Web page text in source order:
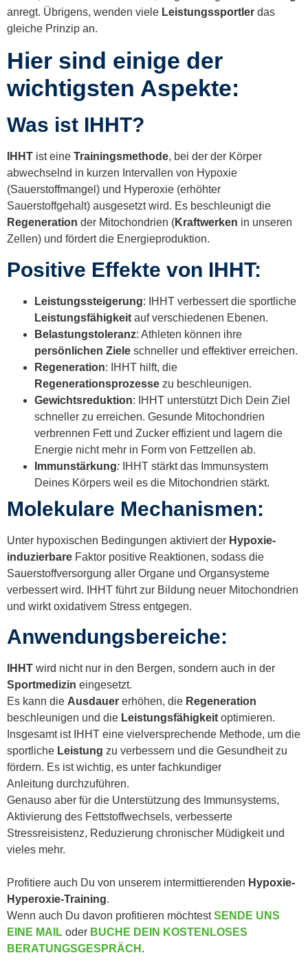
anregt. Übrigens, wenden viele Leistungssportler das
gleiche Prinzip an.
Hier sind einige der
wichtigsten Aspekte:
Was ist IHHT?
IHHT ist eine Trainingsmethode, bei der der Körper
abwechselnd in kurzen Intervallen von Hypoxie
(Sauerstoffmangel) und Hyperoxie (erhöhter
Sauerstoffgehalt) ausgesetzt wird. Es beschleunigt die
Regeneration der Mitochondrien (Kraftwerken in unseren
Zellen) und fördert die Energieproduktion.
Positive Effekte von IHHT:
Leistungssteigerung: IHHT verbessert die sportliche
Leistungsfähigkeit auf verschiedenen Ebenen.
Belastungstoleranz: Athleten können ihre
persönlichen Ziele schneller und effektiver erreichen.
Regeneration: IHHT hilft, die
Regenerationsprozesse zu beschleunigen.
Gewichtsreduktion: IHHT unterstützt Dich Dein Ziel
schneller zu erreichen. Gesunde Mitochondrien
verbrennen Fett und Zucker effizient und lagern die
Energie nicht mehr in Form von Fettzellen ab.
Immunstärkung: IHHT stärkt das Immunsystem
Deines Körpers weil es die Mitochondrien stärkt.
Molekulare Mechanismen:
Unter hypoxischen Bedingungen aktiviert der Hypoxie-
induzierbare Faktor positive Reaktionen, sodass die
Sauerstoffversorgung aller Organe und Organsysteme
verbessert wird. IHHT führt zur Bildung neuer Mitochondrien
und wirkt oxidativem Stress entgegen.
Anwendungsbereiche:
IHHT wird nicht nur in den Bergen, sondern auch in der
Sportmedizin eingesetzt.
Es kann die Ausdauer erhöhen, die Regeneration
beschleunigen und die Leistungsfähigkeit optimieren.
Insgesamt ist IHHT eine vielversprechende Methode, um die
sportliche Leistung zu verbessern und die Gesundheit zu
fördern. Es ist wichtig, es unter fachkundiger
Anleitung durchzuführen.
Genauso aber für die Unterstützung des Immunsystems,
Aktivierung des Fettstoffwechsels, verbesserte
Stressreisistenz, Reduzierung chronischer Müdigkeit und
vieles mehr.
Profitiere auch Du von unserem intermittierenden Hypoxie-
Hyperoxie-Training.
Wenn auch Du davon profitieren möchtestSENDE UNS
EINE MAIL oder BUCHE DEIN KOSTENLOSES
BERATUNGSGESPRÄCH .